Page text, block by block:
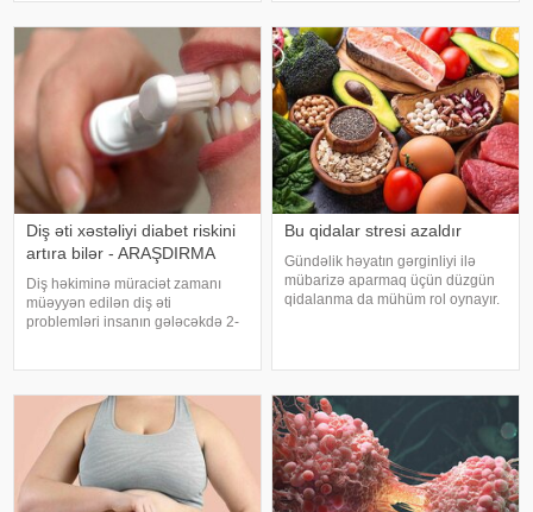
bu zaman hətta ağrıkəsic
xəbər verir ki, ani temperatur
dəyişiklikləri, quru hava və
baxımsız kondisionerlərd
Diş əti xəstəliyi diabet riskini
artıra bilər - ARAŞDIRMA
Diş həkiminə müraciət zamanı
müəyyən edilən diş əti
problemləri insanın gələcəkdə 2-
Health" jurnalında dərc olunan v
Bu qidalar stresi azaldır
Gündəlik həyatın gərginliyi ilə
mübarizə aparmaq üçün düzgün
qidalanma da mühüm rol oynayır.
bilər